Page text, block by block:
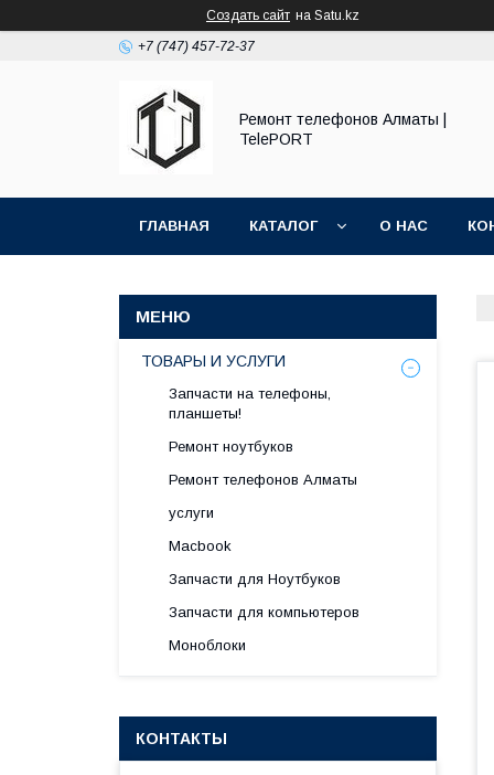
Создать сайт на Satu.kz
+7 (747) 457-72-37
Ремонт телефонов Алматы |
TelePORT
ГЛАВНАЯ КАТАЛОГ О НАС
ТОВАРЫ И УСЛУГИ
Запчасти на телефоны,
планшеты!
Ремонт ноутбуков
Ремонт телефонов Алматы
услуги
Macbook
Запчасти для Ноутбуков
Запчасти для компьютеров
Моноблоки
КОНТАКТЫ